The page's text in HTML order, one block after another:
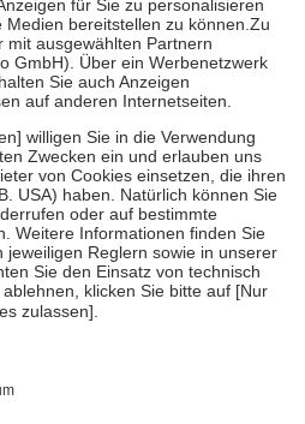
Krankenpflege beträgt die
sowie zehn Euro je
für ihre eigene Gesundheit zu
der Familie zu unterstützen,
zum vollendeten 18. Lebensjahr
und Früherkennung, die von der
es sich um echte Bewertungen